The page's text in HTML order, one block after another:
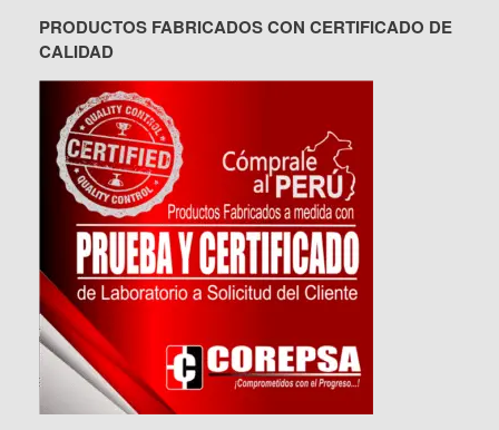
PRODUCTOS FABRICADOS CON CERTIFICADO DE
CALIDAD